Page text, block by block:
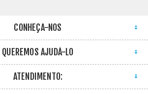
CONHEÇA-NOS
QUEREMOS AJUDÁ-LO
ATENDIMENTO: